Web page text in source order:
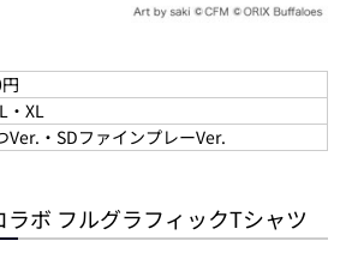
・XL
Ver.・SDファインプレーVer.
ラボ フルグラフィックTシャツ